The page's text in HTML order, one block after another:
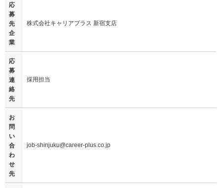
応
募
先
企
業
株式会社キャリアプラス 新宿支店
応
募
連
絡
先
採用担当
お
問
い
合
わ
せ
先
job-shinjuku@career-plus.co.jp